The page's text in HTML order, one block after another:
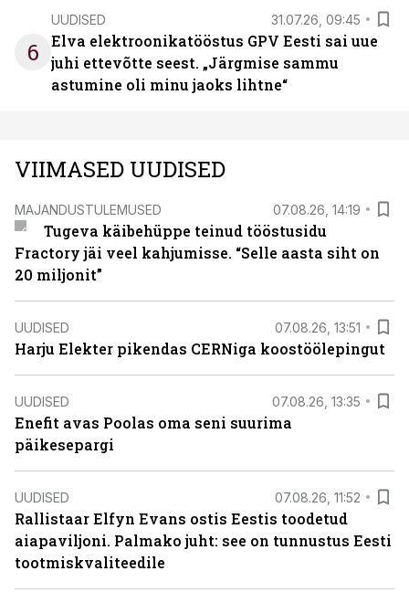
6
UUDISED 31.07.26, 09:45
Elva elektroonikatööstus GPV Eesti sai uue
juhi ettevõtte seest. „Järgmise sammu
astumine oli minu jaoks lihtne“
VIIMASED UUDISED
MAJANDUSTULEMUSED 07.08.26, 14:19
Tugeva käibehüppe teinud tööstusidu
Fractory jäi veel kahjumisse. “Selle aasta siht on
20 miljonit”
UUDISED 07.08.26, 13:51
Harju Elekter pikendas CERNiga koostöölepingut
UUDISED 07.08.26, 13:35
Enefit avas Poolas oma seni suurima
päikesepargi
UUDISED 07.08.26, 11:52
Rallistaar Elfyn Evans ostis Eestis toodetud
aiapaviljoni. Palmako juht: see on tunnustus Eesti
tootmiskvaliteedile